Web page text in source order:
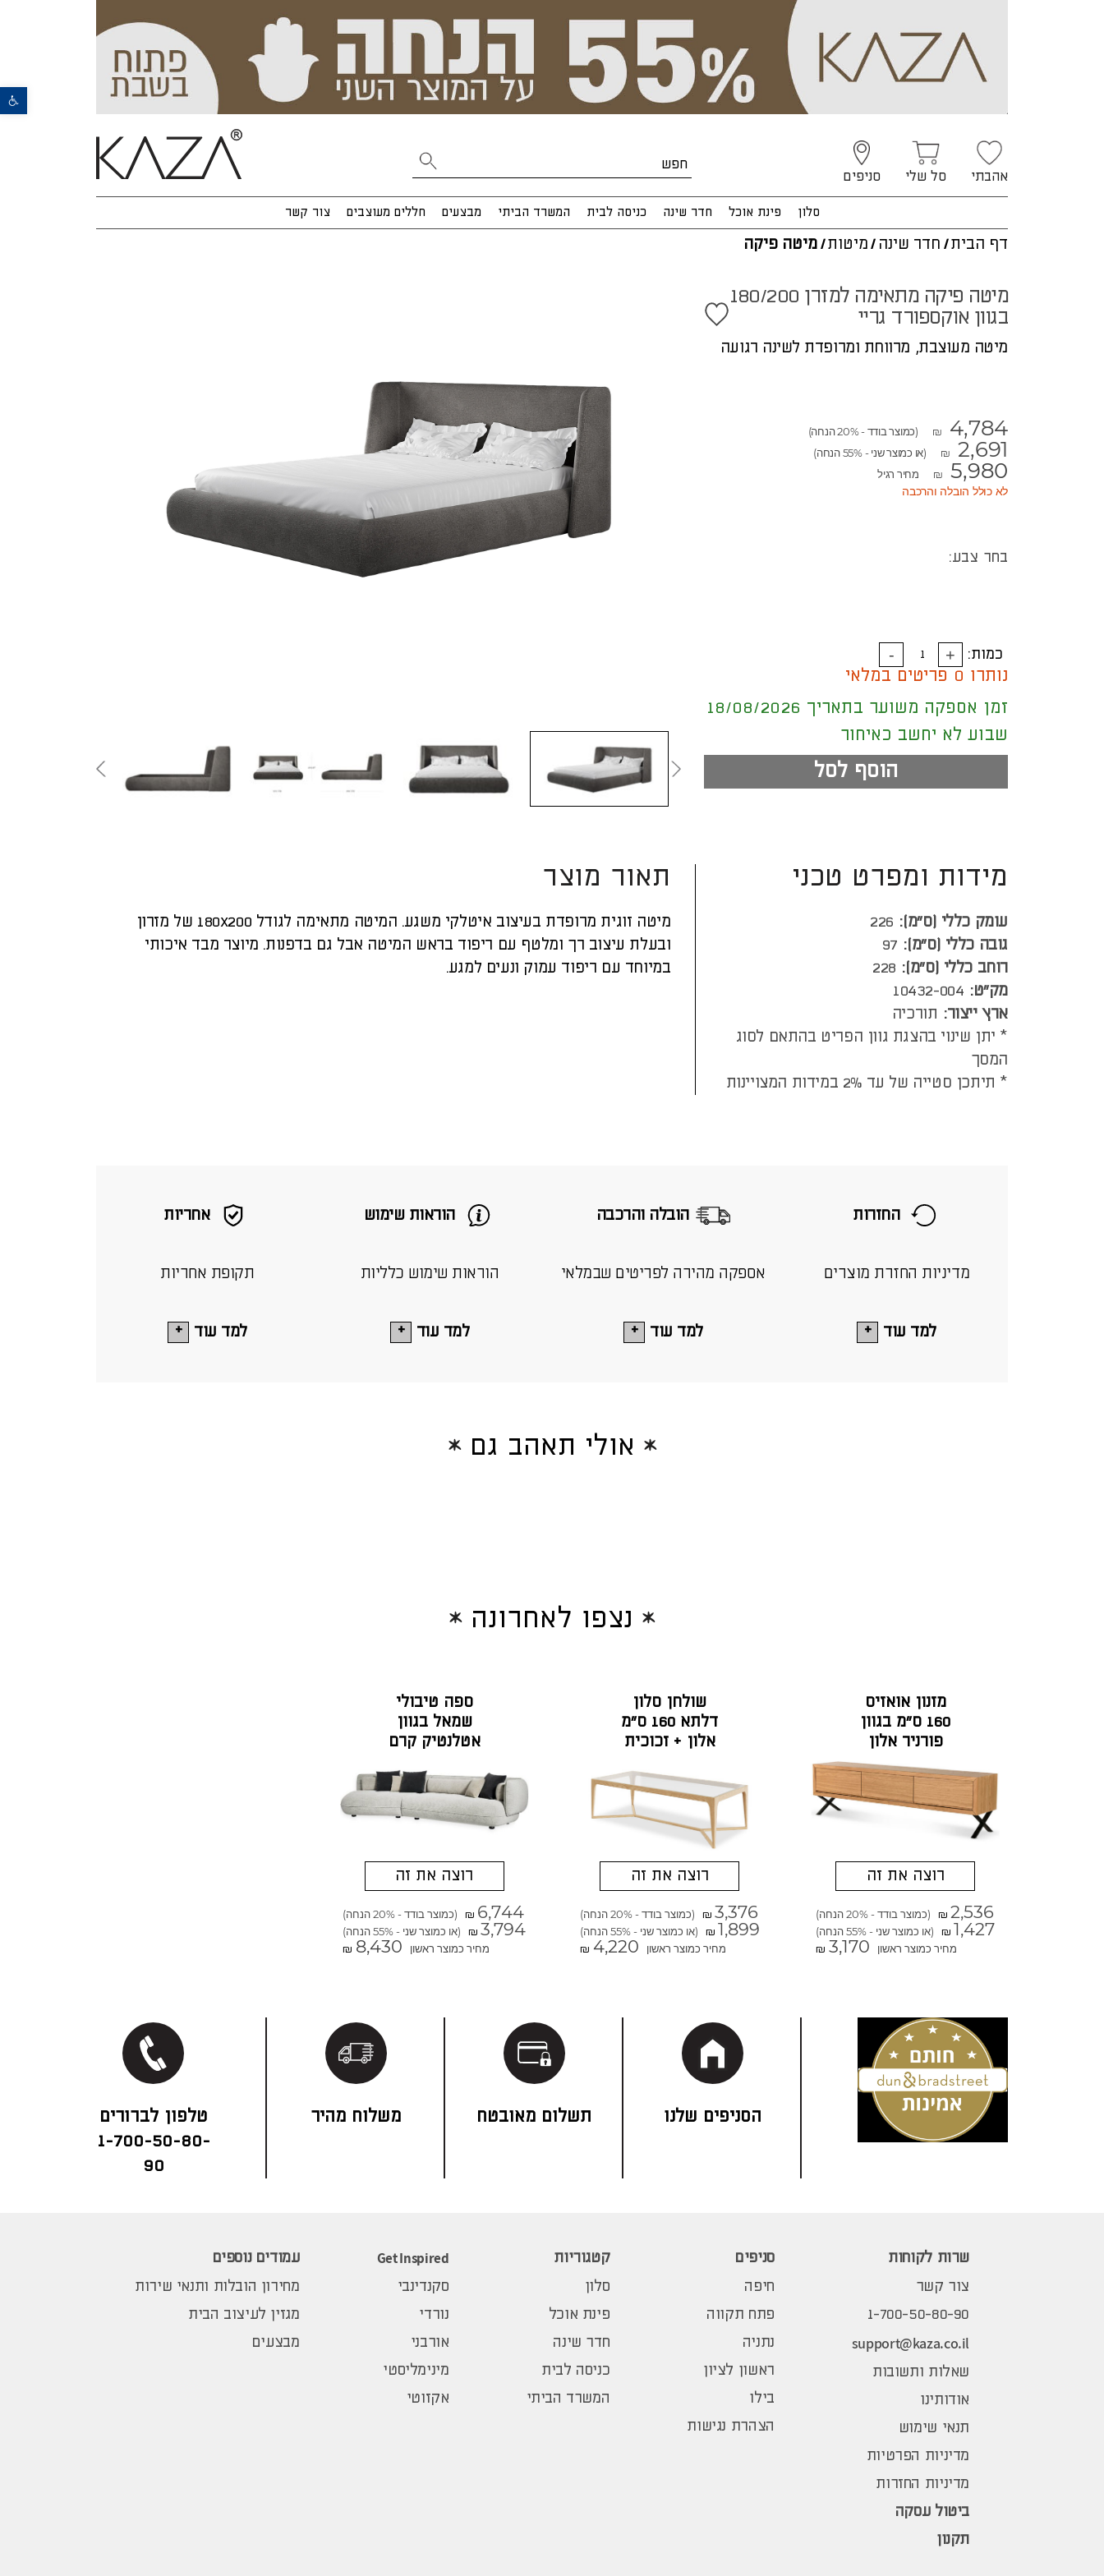
פתח סרגל נגישות
אהבתי סל שלי סניפים
סלון פינת אוכל חדר שינה כניסה לבית המשרד הביתי מבצעים חללים מעוצבים צור קשר
דף הבית/ חדר שינה /מיטות/ מיטה פיקה
מיטה פיקה מתאימה למזרן 180/200
בגוון אוקספורד גריי
מיטה מעוצבת, מרווחת ומרופדת לשינה רגועה
₪ 4,784 (כמוצר בודד - 20% הנחה)
₪ 2,691 (או כמוצר שני - 55% הנחה)
₪ 5,980 מחיר רגיל
לא כולל הובלה והרכבה
בחר צבע:
כמות:
נותרו 0 פריטים במלאי
זמן אספקה משוער בתאריך 18/08/2026
שבוע לא יחשב כאיחור
הוסף לסל
תאור מוצר
מיטה זוגית מרופדת בעיצוב איטלקי משגע. המיטה מתאימה לגודל 180x200 של מזרון
ובעלת עיצוב רך ומלטף עם ריפוד בראש המיטה אבל גם בדפנות. מיוצר מבד איכותי
במיוחד עם ריפוד עמוק ונעים למגע.
מידות ומפרט טכני
עומק כללי (ס”מ): 226
גובה כללי (ס”מ): 97
רוחב כללי (ס”מ): 228
מק"ט: 10432-004
ארץ ייצור: תורכיה
* יתן שינוי בהצגת גוון הפריט בהתאם לסוג
המסך
* תיתכן סטייה של עד 2% במידות המצויינות
אחריות
תקופת אחריות
למד עוד
הוראות שימוש
הוראות שימוש כלליות
למד עוד
הובלה והרכבה
אספקה מהירה לפריטים שבמלאי
למד עוד
החזרות
מדיניות החזרת מוצרים
למד עוד
אולי תאהב גם
נצפו לאחרונה
מזנון אואזיס
160 ס"מ בגוון
פורניר אלון
רוצה את זה
₪ 2,536 (כמוצר בודד - 20% הנחה)
₪ 1,427
(או כמוצר שני - 55% הנחה)
מחיר כמוצר ראשון
₪ 3,170
שולחן סלון
דלתא 160 ס"מ
אלון + זכוכית
רוצה את זה
₪ 3,376 (כמוצר בודד - 20% הנחה)
₪ 1,899
(או כמוצר שני - 55% הנחה)
מחיר כמוצר ראשון
₪ 4,220
ספה טיבולי
שמאל בגוון
אטלנטיק קרם
רוצה את זה
₪ 6,744 (כמוצר בודד - 20% הנחה)
₪ 3,794
(או כמוצר שני - 55% הנחה)
מחיר כמוצר ראשון
₪ 8,430
הסניפים שלנו תשלום מאובטח משלוח מהיר
1-700-50-80-
90
שרות לקוחות
צור קשר
1-700-50-80-90
support@kaza.co.il
שאלות ותשובות
אודותינו
תנאי שימוש
מדיניות הפרטיות
מדיניות החזרות
ביטול עסקה
תקנון
סניפים
חיפה
פתח תקווה
נתניה
ראשון לציון
בילו
הצהרת נגישות
קטגוריות
סלון
פינת אוכל
חדר שינה
כניסה לבית
המשרד הביתי
Get Inspired
סקנדינבי
נורדי
אורבני
מינימליסטי
אקזוטי
עמודים נוספים
מחירון הובלות ותנאי שירות
מגזין לעיצוב הבית
מבצעים